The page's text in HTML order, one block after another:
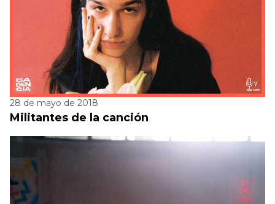
28 de mayo de 2018
Militantes de la canción